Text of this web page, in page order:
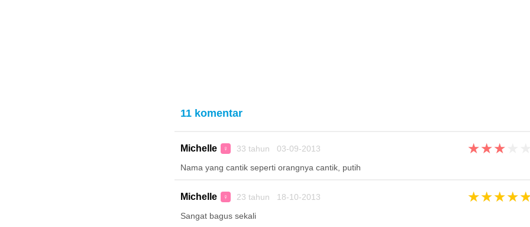
11 komentar
Michelle ♀ 33 tahun 03-09-2013 ★★★
Nama yang cantik seperti orangnya cantik, putih
Michelle ♀ 23 tahun 18-10-2013 ★★★★
Sangat bagus sekali